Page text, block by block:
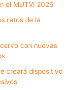
el MUTVI 2026
retos de la
con nuevas
creará dispositivo